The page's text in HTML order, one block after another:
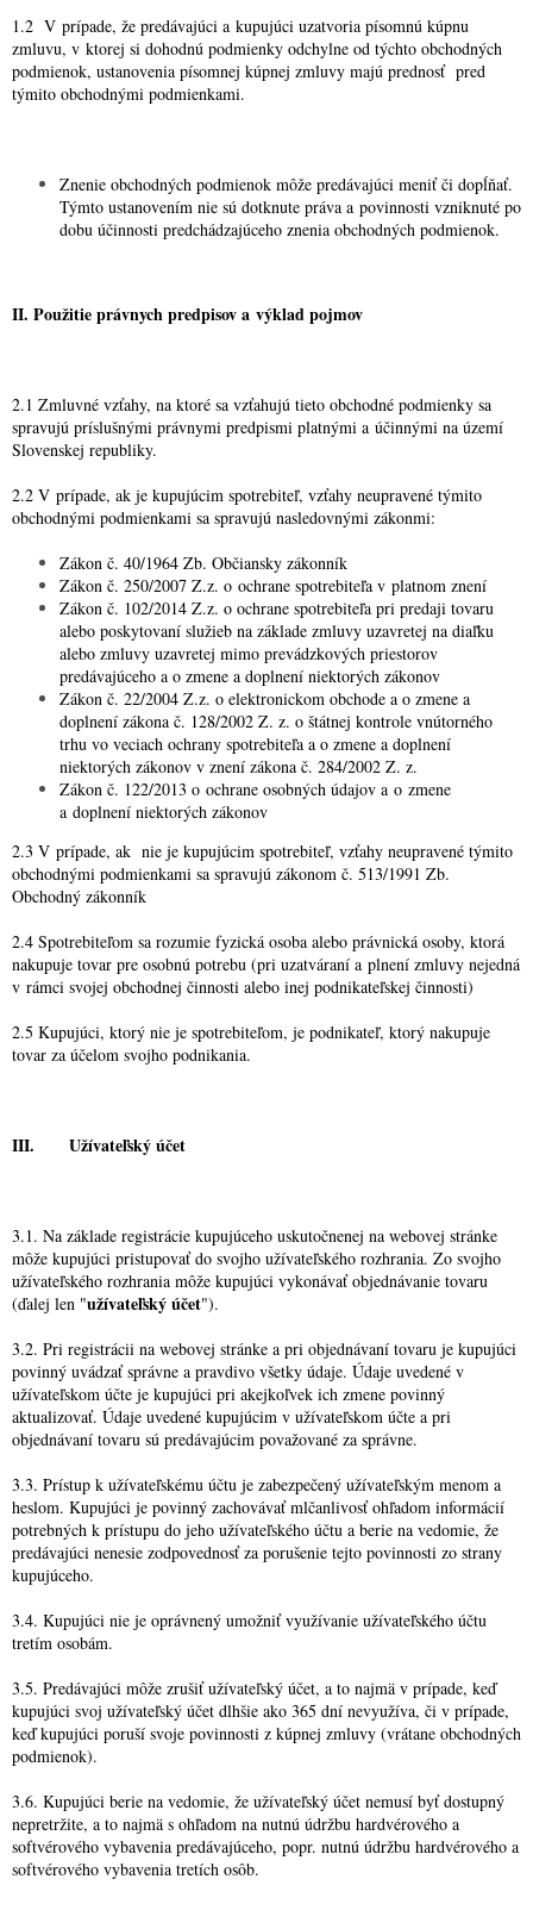
1.2 V prípade, že predávajúci a kupujúci uzatvoria písomnú kúpnu
zmluvu, v ktorej si dohodnú podmienky odchylne od týchto obchodných
podmienok, ustanovenia písomnej kúpnej zmluvy majú prednosť pred
týmito obchodnými podmienkami.
Znenie obchodných podmienok môže predávajúci meniť či dopĺňať.
Týmto ustanovením nie sú dotknute práva a povinnosti vzniknuté po
dobu účinnosti predchádzajúceho znenia obchodných podmienok.
II. Použitie právnych predpisov a výklad pojmov
2.1 Zmluvné vzťahy, na ktoré sa vzťahujú tieto obchodné podmienky sa
spravujú príslušnými právnymi predpismi platnými a účinnými na území
Slovenskej republiky.
2.2 V prípade, ak je kupujúcim spotrebiteľ, vzťahy neupravené týmito
obchodnými podmienkami sa spravujú nasledovnými zákonmi:
Zákon č. 40/1964 Zb. Občiansky zákonník
Zákon č. 250/2007 Z.z. o ochrane spotrebiteľa v platnom znení
Zákon č. 102/2014 Z.z. o ochrane spotrebiteľa pri predaji tovaru
alebo poskytovaní služieb na základe zmluvy uzavretej na diaľku
alebo zmluvy uzavretej mimo prevádzkových priestorov
predávajúceho a o zmene a doplnení niektorých zákonov
Zákon č. 22/2004 Z.z. o elektronickom obchode a o zmene a
doplnení zákona č. 128/2002 Z. z. o štátnej kontrole vnútorného
trhu vo veciach ochrany spotrebiteľa a o zmene a doplnení
niektorých zákonov v znení zákona č. 284/2002 Z. z.
Zákon č. 122/2013 o ochrane osobných údajov a o zmene
a doplnení niektorých zákonov
2.3 V prípade, ak nie je kupujúcim spotrebiteľ, vzťahy neupravené týmito
obchodnými podmienkami sa spravujú zákonom č. 513/1991 Zb.
Obchodný zákonník
2.4 Spotrebiteľom sa rozumie fyzická osoba alebo právnická osoby, ktorá
nakupuje tovar pre osobnú potrebu (pri uzatváraní a plnení zmluvy nejedná
v rámci svojej obchodnej činnosti alebo inej podnikateľskej činnosti)
2.5 Kupujúci, ktorý nie je spotrebiteľom, je podnikateľ, ktorý nakupuje
tovar za účelom svojho podnikania.
III. Užívateľský účet
3.1. Na základe registrácie kupujúceho uskutočnenej na webovej stránke
môže kupujúci pristupovať do svojho užívateľského rozhrania. Zo svojho
užívateľského rozhrania môže kupujúci vykonávať objednávanie tovaru
(ďalej len "užívateľský účet").
3.2. Pri registrácii na webovej stránke a pri objednávaní tovaru je kupujúci
povinný uvádzať správne a pravdivo všetky údaje. Údaje uvedené v
užívateľskom účte je kupujúci pri akejkoľvek ich zmene povinný
aktualizovať. Údaje uvedené kupujúcim v užívateľskom účte a pri
objednávaní tovaru sú predávajúcim považované za správne.
3.3. Prístup k užívateľskému účtu je zabezpečený užívateľským menom a
heslom. Kupujúci je povinný zachovávať mlčanlivosť ohľadom informácií
potrebných k prístupu do jeho užívateľského účtu a berie na vedomie, že
predávajúci nenesie zodpovednosť za porušenie tejto povinnosti zo strany
kupujúceho.
3.4. Kupujúci nie je oprávnený umožniť využívanie užívateľského účtu
tretím osobám.
3.5. Predávajúci môže zrušiť užívateľský účet, a to najmä v prípade, keď
kupujúci svoj ​​užívateľský účet dlhšie ako 365 dní nevyužíva, či v prípade,
keď kupujúci poruší svoje povinnosti z kúpnej zmluvy (vrátane obchodných
podmienok).
3.6. Kupujúci berie na vedomie, že užívateľský účet nemusí byť dostupný
nepretržite, a to najmä s ohľadom na nutnú údržbu hardvérového a
softvérového vybavenia predávajúceho, popr. nutnú údržbu hardvérového a
softvérového vybavenia tretích osôb.